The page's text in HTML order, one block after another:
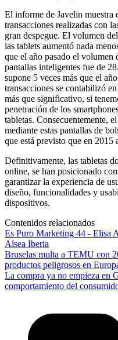
El informe de Javelin muestra
transacciones realizadas con
gran despegue. El volumen
las tablets aumentó nada
que el año pasado el volumen
pantallas inteligentes fue de
supone 5 veces más que el
transacciones se contabilizó
más que significativo, si
penetración de los
tabletas. Consecuentemente,
mediante estas pantallas de
que está previsto que en 2015
Definitivamente, las tabletas
online, se han posicionado
garantizar la experiencia de
diseño, funcionalidades y
dispositivos.
Contenidos relacionados
Es Puro Marketing 44 - Elisa
Alsea Iberia
Bruselas multa a TEMU con
productos peligrosos en
La compra ya no empieza en
comportamiento del